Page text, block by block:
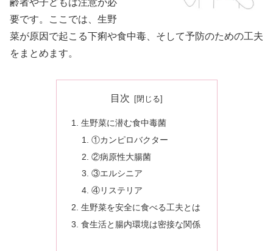
齢者や子どもは注意が必
要です。ここでは、生野
菜が原因で起こる下痢や食中毒、そして予防のための工夫
をまとめます。
目次
生野菜に潜む食中毒菌
①カンピロバクター
②病原性大腸菌
③エルシニア
④リステリア
生野菜を安全に食べる工夫とは
食生活と腸内環境は密接な関係